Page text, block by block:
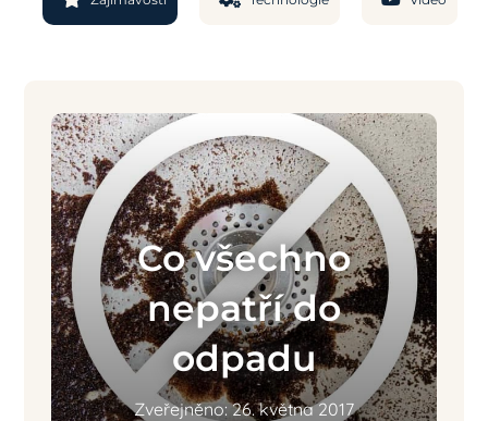
Co všechno
nepatří do
odpadu
Zveřejněno: 26. května 2017